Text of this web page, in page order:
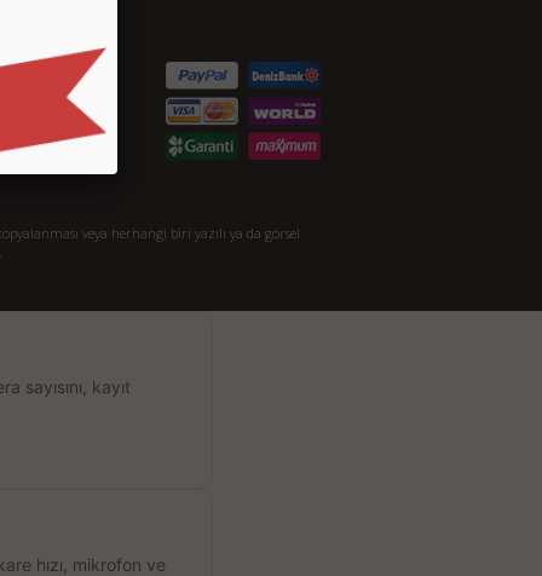
Arama
veya herhangi biri yazılı ya da görsel
kayıt
hızı, mikrofon ve